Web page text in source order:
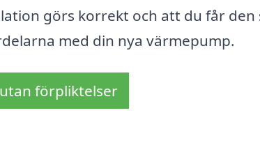
görs korrekt och att du får den
med din nya värmepump.
förpliktelser